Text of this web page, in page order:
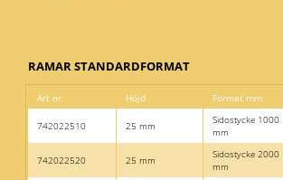
RAMAR STANDARDFORMAT
Art nr Höjd Format mm
742022510 25 mm
Sidostycke 1000
mm
742022520 25 mm
Sidostycke 2000
mm